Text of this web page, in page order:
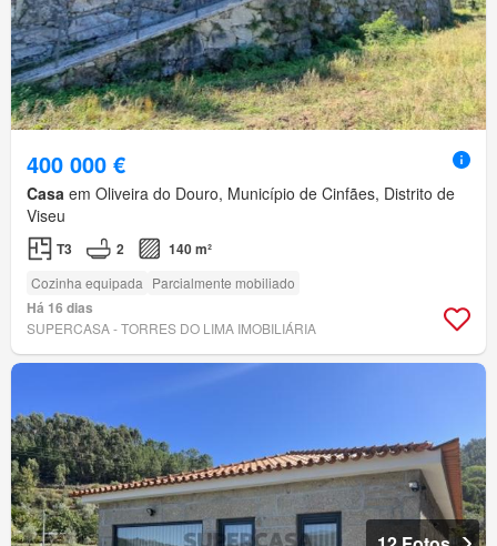
400 000 €
Casa em Oliveira do Douro, Município de Cinfães, Distrito de
Viseu
T3 2 140 m²
Cozinha equipada Parcialmente mobiliado
Há 16 dias
SUPERCASA - TORRES DO LIMA IMOBILIÁRIA